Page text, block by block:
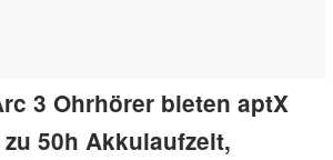
3 Ohrhörer bieten aptX
50h Akkulaufzeit,